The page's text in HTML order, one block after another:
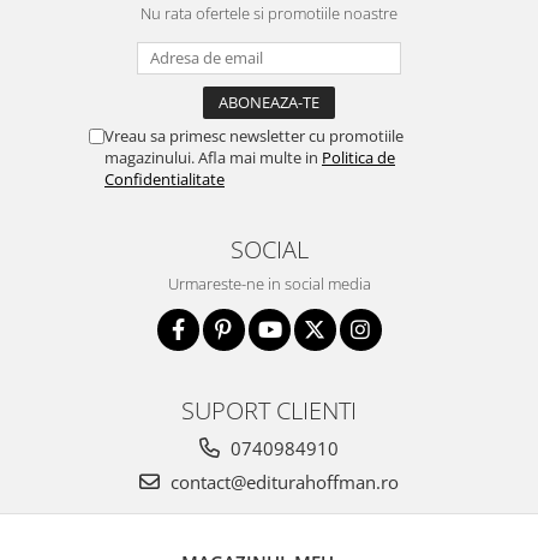
Nu rata ofertele si promotiile noastre
Vreau sa primesc newsletter cu promotiile
magazinului. Afla mai multe in Politica de
Confidentialitate
SOCIAL
Urmareste-ne in social media
SUPORT CLIENTI
0740984910
contact@editurahoffman.ro